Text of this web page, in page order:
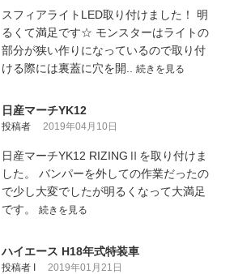
スフィアライトLED取り付けました！ 明
るくて満足です☆ モンスターはライトの
部分が狭い作りになっているので取り付
ける際には裏蓋に穴を開.. 続きを見る
日産マーチYK12
投稿者 2019年04月10日
日産マーチYK12 RIZINGⅡを取り付けま
した。 バンパーを外しての作業だったの
で少し大変でしたが明るくなって大満足
です。 続きを見る
ハイエース H18年式特装車
投稿者 I 2019年01月21日